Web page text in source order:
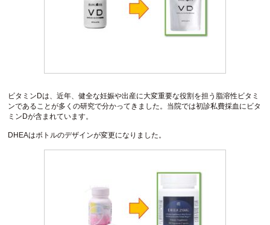
ビタミンDは、近年、健全な妊娠や出産に大変重要な役割を担う脂溶性ビタミ
ンであることが多くの研究で分かってきました。当院では初診私費採血にビタ
ミンDが含まれています。
DHEAはボトルのデザインが変更になりました。